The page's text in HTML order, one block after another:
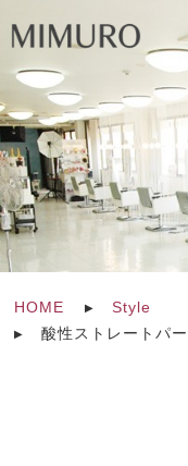
HOME
Style
酸性ストレートパ